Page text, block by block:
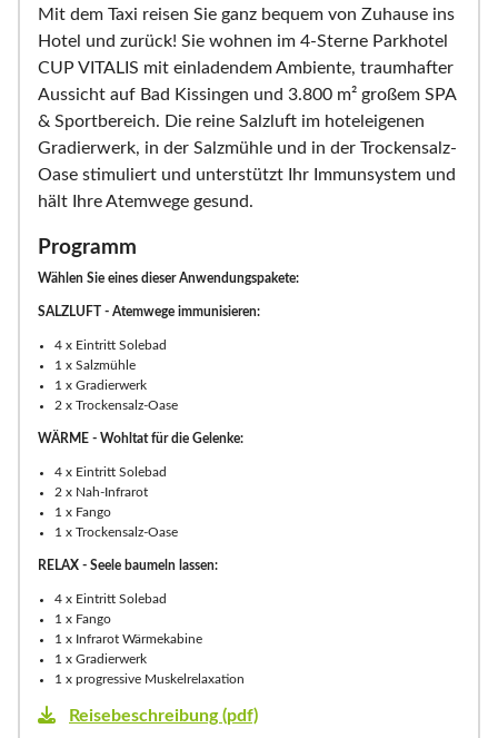
Mit dem Taxi reisen Sie ganz bequem von Zuhause ins
Hotel und zurück! Sie wohnen im 4-Sterne Parkhotel
CUP VITALIS mit einladendem Ambiente, traumhafter
Aussicht auf Bad Kissingen und 3.800 m² großem SPA
& Sportbereich. Die reine Salzluft im hoteleigenen
Gradierwerk, in der Salzmühle und in der Trockensalz-
Oase stimuliert und unterstützt Ihr Immunsystem und
hält Ihre Atemwege gesund.
Programm
Wählen Sie eines dieser Anwendungspakete:
SALZLUFT - Atemwege immunisieren:
4 x Eintritt Solebad
1 x Salzmühle
1 x Gradierwerk
2 x Trockensalz-Oase
WÄRME - Wohltat für die Gelenke:
4 x Eintritt Solebad
2 x Nah-Infrarot
1 x Fango
1 x Trockensalz-Oase
RELAX - Seele baumeln lassen:
4 x Eintritt Solebad
1 x Fango
1 x Infrarot Wärmekabine
1 x Gradierwerk
1 x progressive Muskelrelaxation
Reisebeschreibung (pdf)